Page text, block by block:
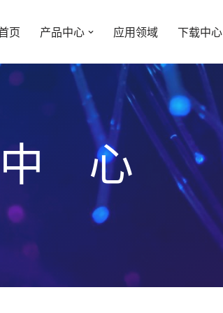
页 产品中心 应用领域 下载中心
心